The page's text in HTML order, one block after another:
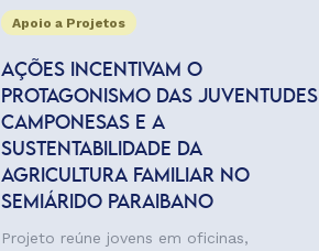
Apoio a Projetos
AÇÕES INCENTIVAM O
PROTAGONISMO DAS JUVENTUDES
CAMPONESAS E A
SUSTENTABILIDADE DA
AGRICULTURA FAMILIAR NO
SEMIÁRIDO PARAIBANO
Projeto reúne jovens em oficinas,